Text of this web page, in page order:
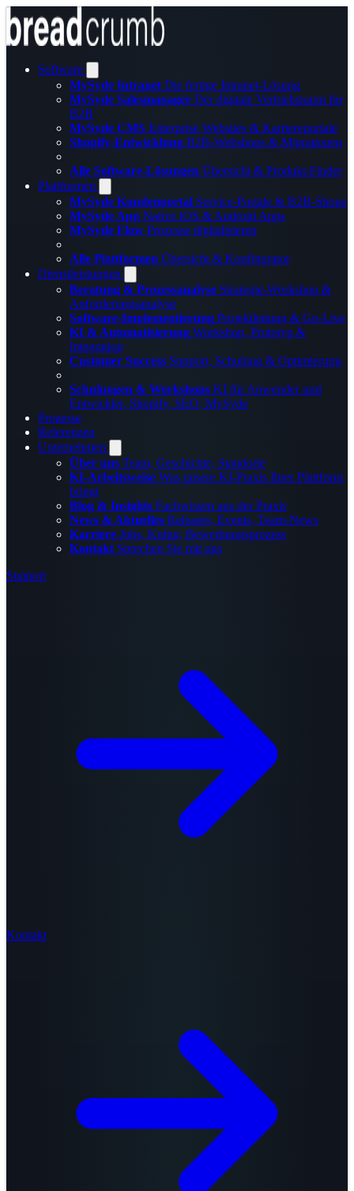
Software
MySyde Intranet Die fertige Intranet-Lösung
MySyde Salesmanager Der digitale Vertriebsraum für
B2B
MySyde CMS Enterprise Websites & Karriereportale
Shopify-Entwicklung B2B-Webshops & Migrationen
Alle Software-Lösungen Übersicht & Produkt-Finder
Plattformen
MySyde Kundenportal Service-Portale & B2B-Shops
MySyde App Native iOS & Android Apps
MySyde Flow Prozesse digitalisieren
Alle Plattformen Übersicht & Konfigurator
Dienstleistungen
Beratung & Prozessanalyse Strategie-Workshop &
Anforderungsanalyse
Software-Implementierung Projektleitung & Go-Live
KI & Automatisierung Workshop, Prototyp &
Integration
Customer Success Support, Schulung & Optimierung
Schulungen & Workshops KI für Anwender und
Entwickler, Shopify, SEO, MySyde
Prozesse
Referenzen
Unternehmen
Über uns Team, Geschichte, Standorte
KI-Arbeitsweise Was unsere KI-Praxis Ihrer Plattform
bringt
Blog & Insights Fachwissen aus der Praxis
News & Aktuelles Releases, Events, Team-News
Karriere Jobs, Kultur, Bewerbungsprozess
Kontakt Sprechen Sie mit uns
Support
Kontakt